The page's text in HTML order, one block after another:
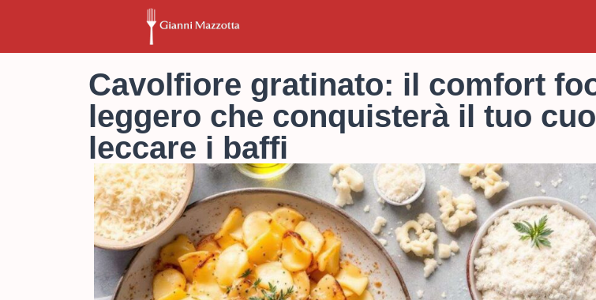
Cavolfiore gratinato: il comfort
leggero che conquisterà il tuo
leccare i baffi